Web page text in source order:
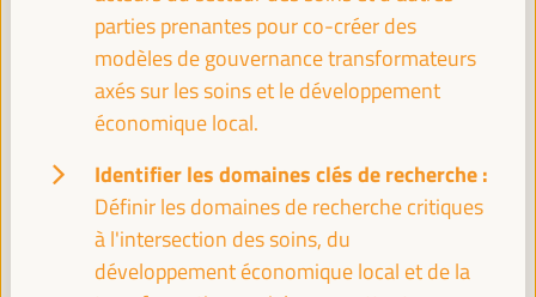
Territoires face à l’agenda FfD4 : Clés et
contributions pour un financement territorial juste
pour le développement
Auditorio 3 - 11:3013:00
L’économie bleue et verte : une voie vers un
développement inclusif et durable
Panneau de dialogue
parties prenantes pour co-créer des
modèles de gouvernance transformateurs
axés sur les soins et le développement
économique local.
Identifier les domaines clés de recherche :
Définir les domaines de recherche critiques
à l'intersection des soins, du
développement économique local et de la